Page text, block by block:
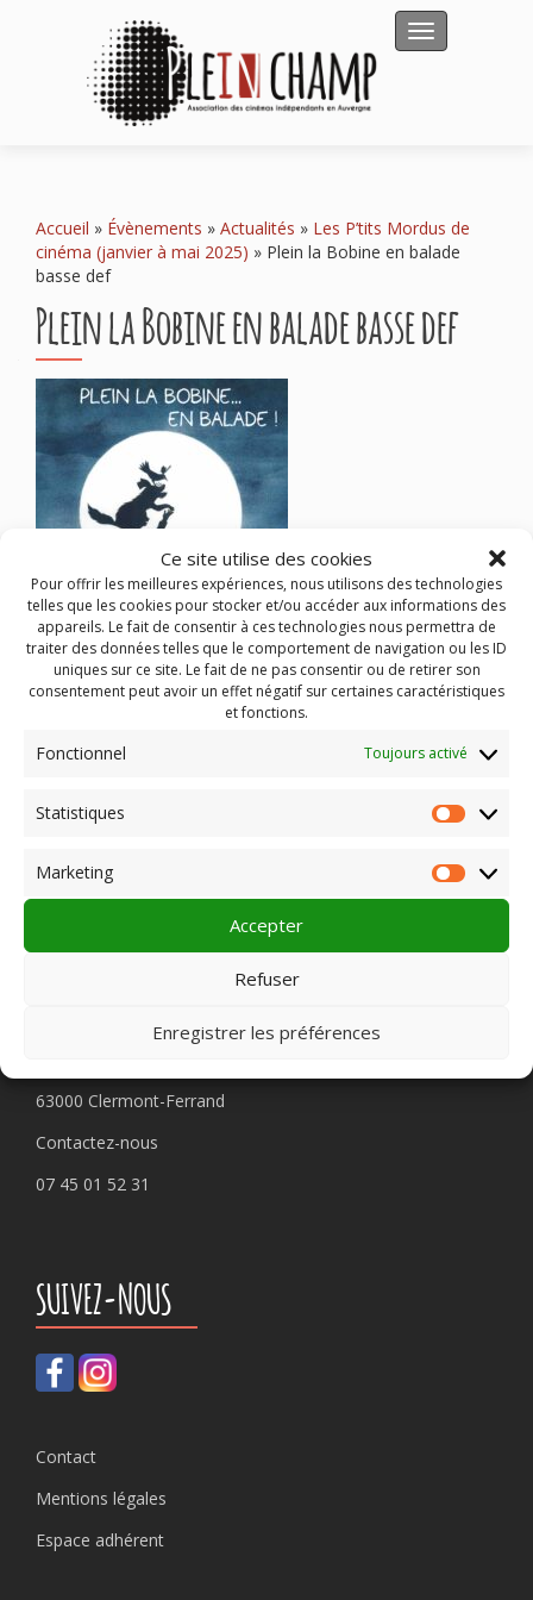
Ce site utilise des cookies
Pour offrir les meilleures expériences, nous utilisons des technologies
telles que les cookies pour stocker et/ou accéder aux informations des
appareils. Le fait de consentir à ces technologies nous permettra de
traiter des données telles que le comportement de navigation ou les ID
uniques sur ce site. Le fait de ne pas consentir ou de retirer son
consentement peut avoir un effet négatif sur certaines caractéristiques
et fonctions.
Fonctionnel Toujours activé
Statistiques
Marketing
Accepter
Refuser
Enregistrer les préférences
Afficher/
Accueil » Évènements » Actualités » Les P’tits Mordus de
cinéma (janvier à mai 2025) » Plein la Bobine en balade
basse def
Plein la Bobine en balade basse def
63000 Clermont-Ferrand
Contactez-nous
07 45 01 52 31
SUIVEZ-NOUS
Contact
Mentions légales
Espace adhérent